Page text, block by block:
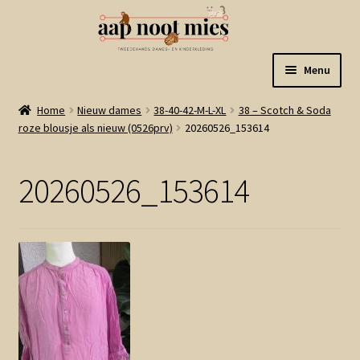
naar
navigatie
de
inhoud
Menu
Welkom
Winkel
Winkelmand
Linkjes
Home Nieuw dames 38-40-42-M-L-XL
38 – Scotch & Soda
roze blousje als nieuw (0526prv)
20260526_153614
20260526_153614